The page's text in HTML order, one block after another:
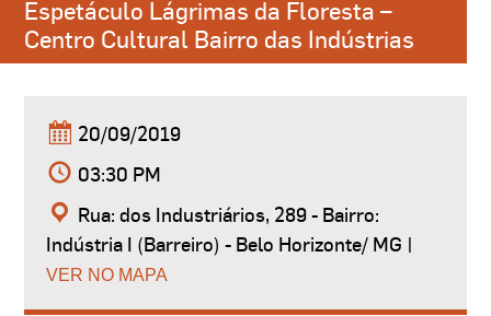
Espetáculo Lágrimas da Floresta –
Centro Cultural Bairro das Indústrias
20/09/2019
03:30 PM
Rua: dos Industriários, 289 - Bairro:
Indústria I (Barreiro) - Belo Horizonte/ MG |
VER NO MAPA